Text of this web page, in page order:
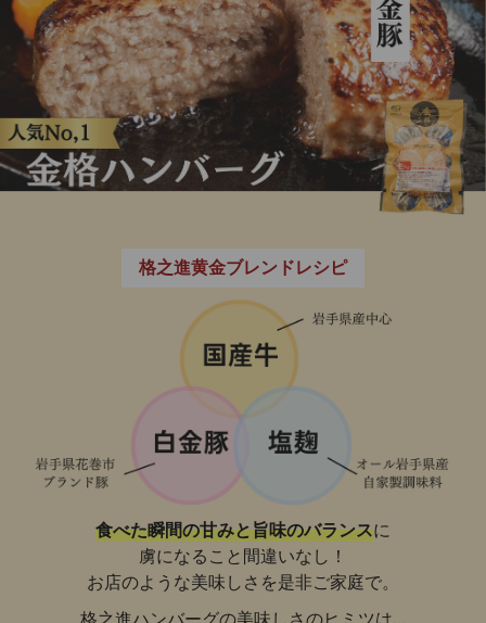
格之進黄金ブレンドレシピ
食べた瞬間の甘みと旨味のバランスに
虜になること間違いなし！
お店のような美味しさを是非ご家庭で。